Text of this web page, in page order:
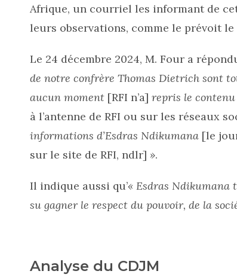
Afrique, un courriel les informant de
leurs observations, comme le prévoit le
Le 24 décembre 2024, M. Four a
de notre confrère Thomas Dietrich sont
aucun moment [RFI n’a] repris le
à l’antenne de RFI ou sur les réseaux
informations d’Esdras Ndikumana [le
sur le site de RFI, ndlr] ».
Il indique aussi qu’« Esdras Ndikumana
su gagner le respect du pouvoir, de la
Analyse du CDJM